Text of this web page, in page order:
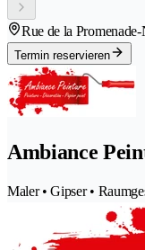
Rue de la
Termin reservieren
Ambiance
Maler • Gipser •